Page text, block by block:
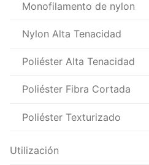
Monofilamento de nylon
Nylon Alta Tenacidad
Poliéster Alta Tenacidad
Poliéster Fibra Cortada
Poliéster Texturizado
Utilización